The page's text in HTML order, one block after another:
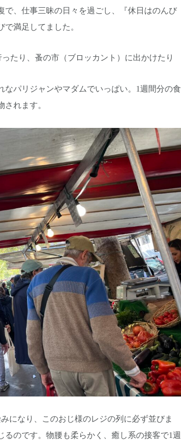
、仕事三昧の日々を過ごし、『休日はのんび
満足してました。
たり、蚤の市（ブロッカント）に出かけたり
パリジャンやマダムでいっぱい。1週間分の食
れます。
になり、このおじ様のレジの列に必ず並びま
のです。物腰も柔らかく、癒し系の接客で1週